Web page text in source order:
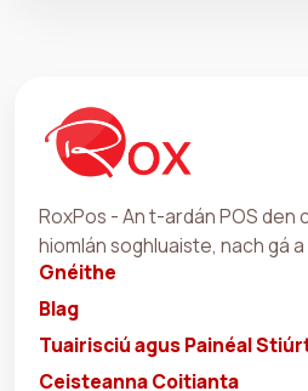
RoxPos - An t-ardán POS den
hiomlán soghluaiste, nach gá
Gnéithe
Blag
Tuairisciú agus Painéal
Ceisteanna Coitianta